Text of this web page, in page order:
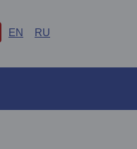
EN
RU